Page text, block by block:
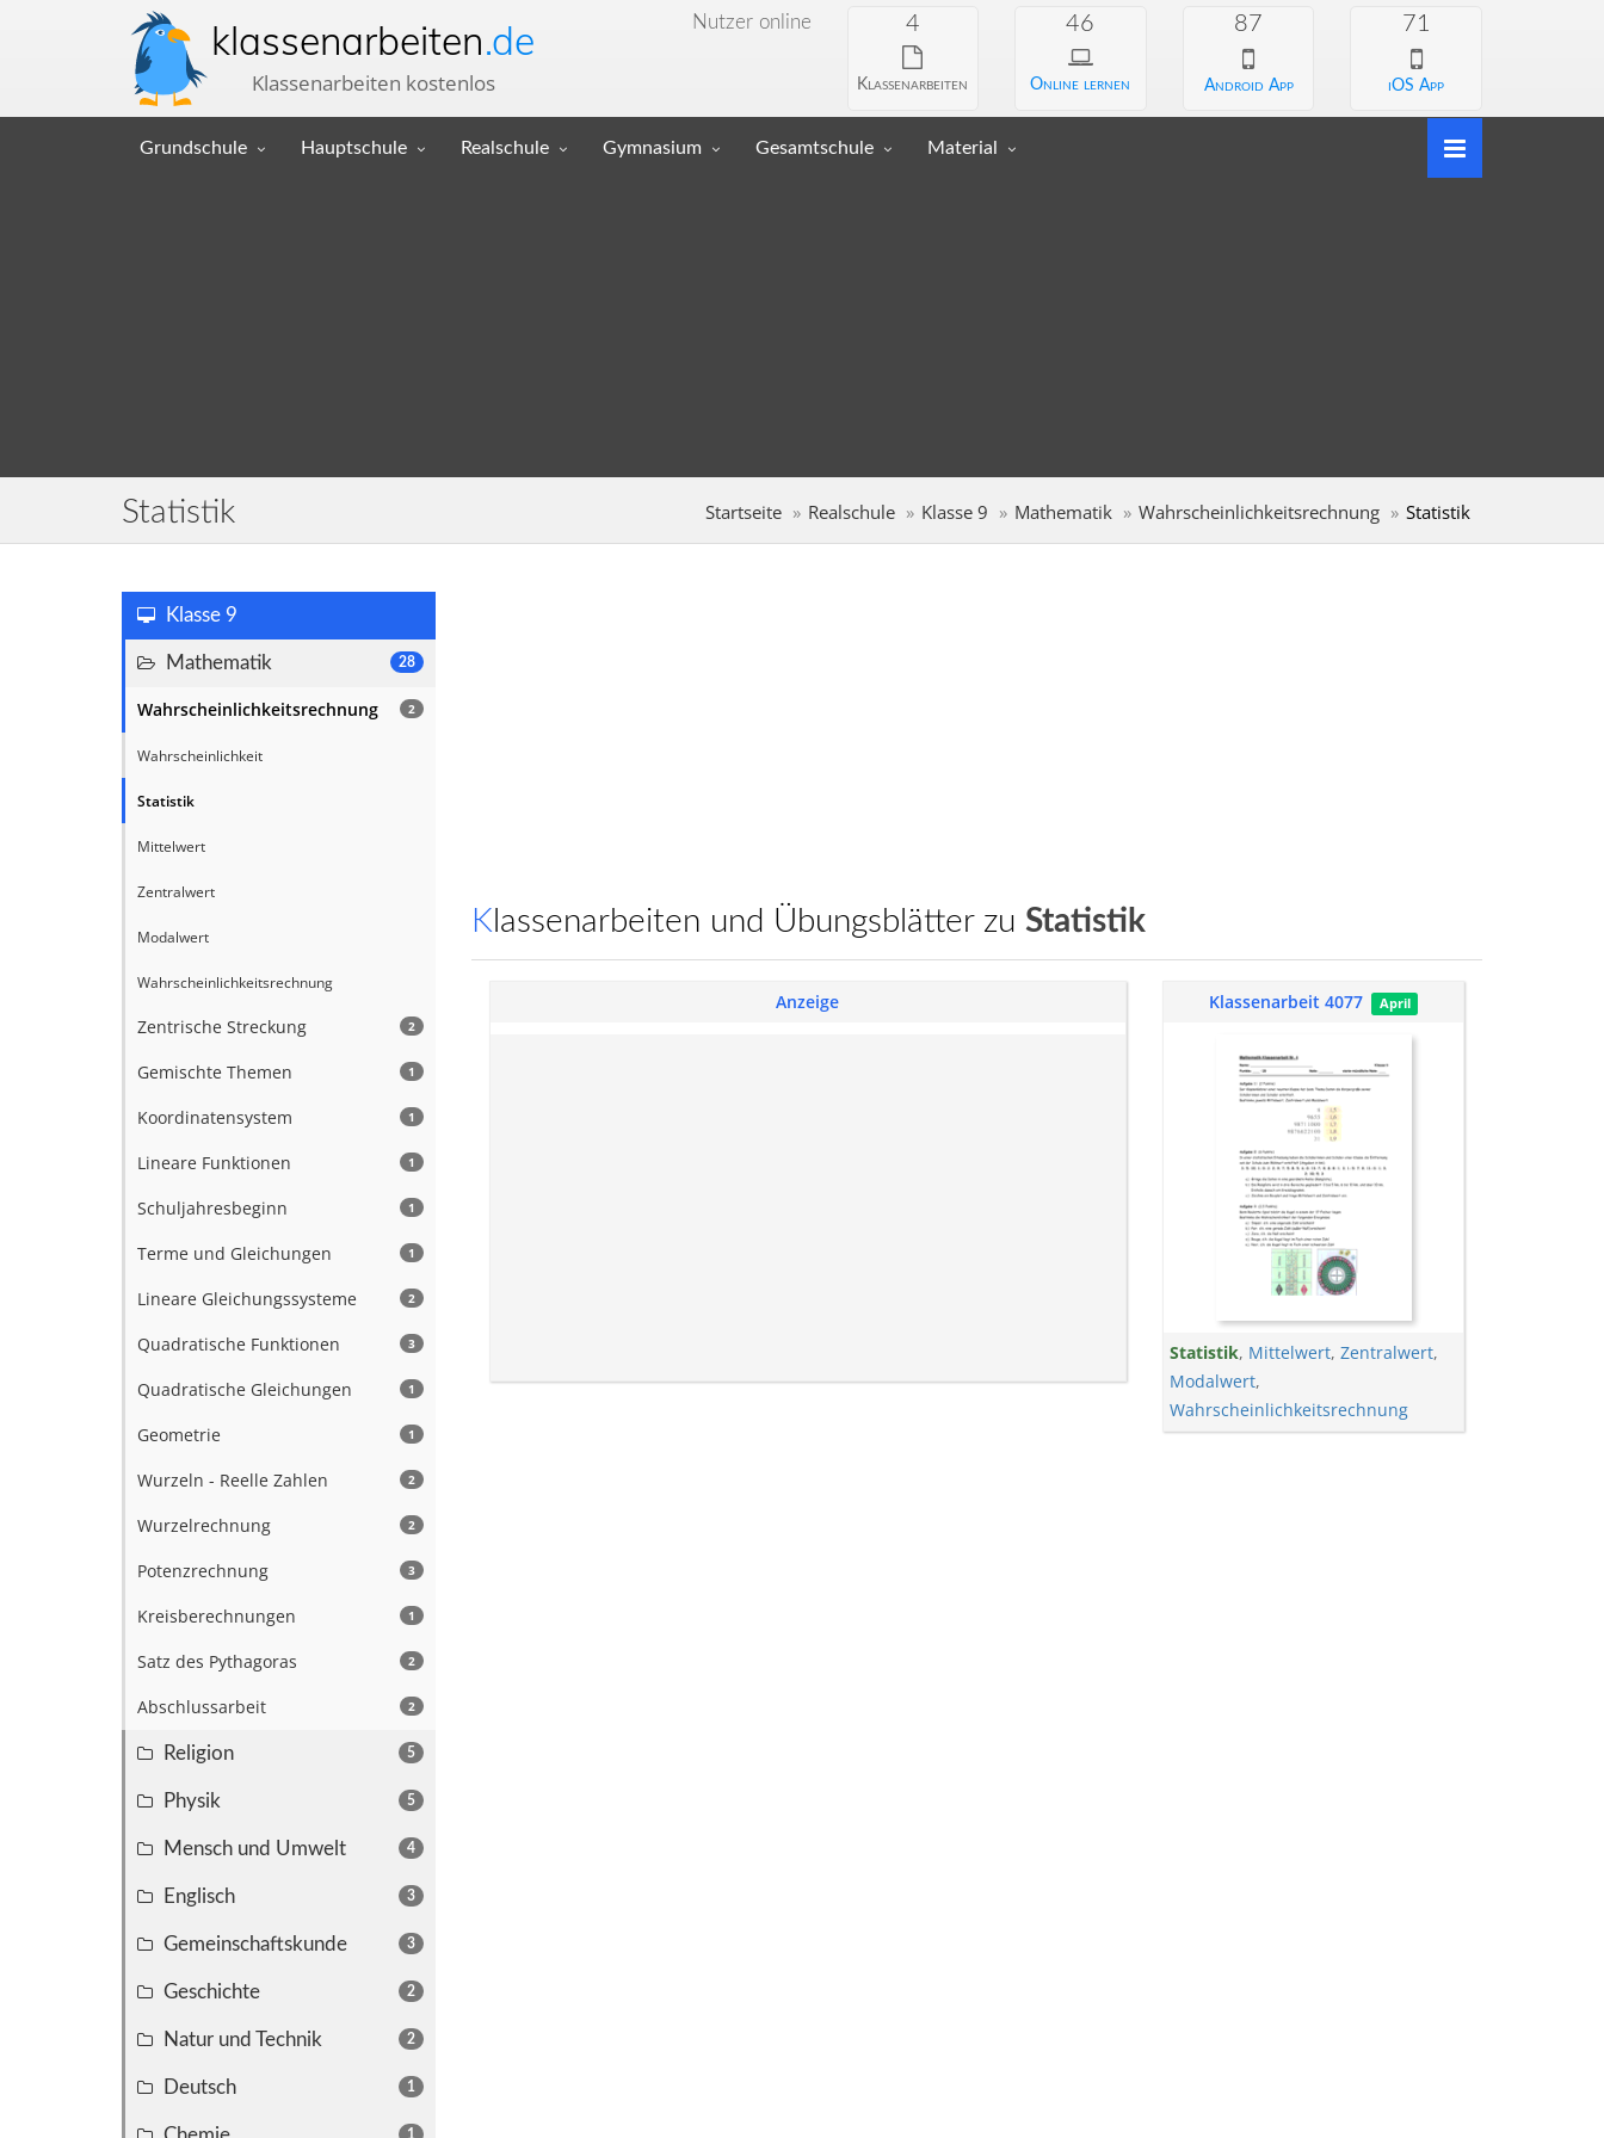
klassenarbeiten.de
Klassenarbeiten kostenlos
Nutzer online 4
Klassenarbeiten
46
Online lernen
87
Android App
71
iOS App
Grundschule Hauptschule Realschule Gymnasium Gesamtschule Material
Statistik Startseite Realschule Klasse 9 Mathematik Wahrscheinlichkeitsrechnung Statistik
Klasse 9
28
Mathematik
2
Wahrscheinlichkeitsrechnung
Wahrscheinlichkeit
Statistik
Mittelwert
Zentralwert
Modalwert
Wahrscheinlichkeitsrechnung
2
Zentrische Streckung
1
Gemischte Themen
1
Koordinatensystem
1
Lineare Funktionen
1
Schuljahresbeginn
1
Terme und Gleichungen
2
Lineare Gleichungssysteme
3
Quadratische Funktionen
1
Quadratische Gleichungen
1
Geometrie
2
Wurzeln - Reelle Zahlen
2
Wurzelrechnung
3
Potenzrechnung
1
Kreisberechnungen
2
Satz des Pythagoras
2
Abschlussarbeit
5
Religion
5
Physik
4
Mensch und Umwelt
3
Englisch
3
Gemeinschaftskunde
2
Geschichte
2
Natur und Technik
1
Deutsch
1
Klassenarbeiten und Übungsblätter zu Statistik
Anzeige Klassenarbeit 4077 April
Statistik, Mittelwert,Zentralwert,
Modalwert,
Wahrscheinlichkeitsrechnung